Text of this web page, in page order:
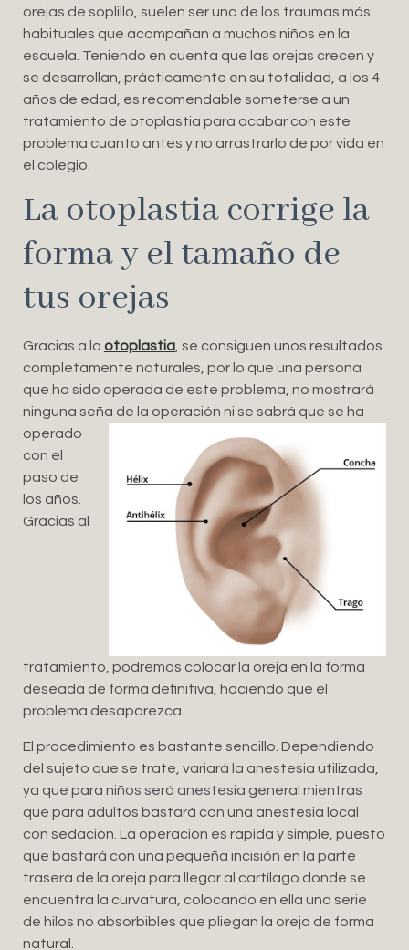
orejas de soplillo, suelen ser uno de los traumas más
habituales que acompañan a muchos niños en la
escuela. Teniendo en cuenta que las orejas crecen y
se desarrollan, prácticamente en su totalidad, a los 4
años de edad, es recomendable someterse a un
tratamiento de otoplastia para acabar con este
problema cuanto antes y no arrastrarlo de por vida en
el colegio.
La otoplastia corrige la
forma y el tamaño de
tus orejas
Gracias a la otoplastia , se consiguen unos resultados
completamente naturales, por lo que una persona
que ha sido operada de este problema, no mostrará
ninguna seña de la operación ni se sabrá que se ha
operado
con el
paso de
los años.
Gracias al
tratamiento, podremos colocar la oreja en la forma
deseada de forma definitiva, haciendo que el
problema desaparezca.
El procedimiento es bastante sencillo. Dependiendo
del sujeto que se trate, variará la anestesia utilizada,
ya que para niños será anestesia general mientras
que para adultos bastará con una anestesia local
con sedación. La operación es rápida y simple, puesto
que bastará con una pequeña incisión en la parte
trasera de la oreja para llegar al cartílago donde se
encuentra la curvatura, colocando en ella una serie
de hilos no absorbibles que pliegan la oreja de forma
natural.